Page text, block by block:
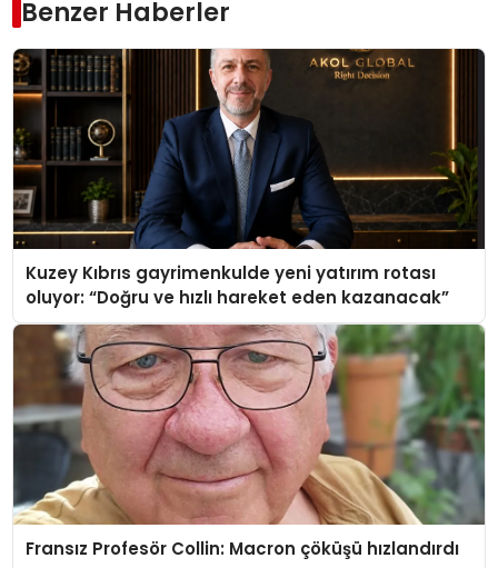
Benzer Haberler
Kuzey Kıbrıs gayrimenkulde yeni yatırım rotası
oluyor: “Doğru ve hızlı hareket eden kazanacak”
Fransız Profesör Collin: Macron çöküşü hızlandırdı